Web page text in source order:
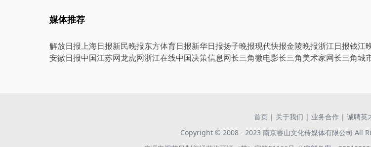
媒体推荐
解放日报上海日报新民晚报东方体育日报新华日报扬子晚报现代快报金陵晚报浙江日报钱江
安徽日报中国江苏网龙虎网浙江在线中国决策信息网长三角微电影长三角美术家网长三角城
首页 | 关于我们 | 业务合作 | 诚聘英
Copyright © 2008 - 2023 南京睿山文化传媒体有限公司 All